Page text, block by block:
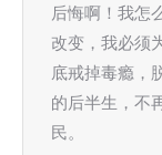
后悔啊！我怎
改变，我必须
底戒掉毒瘾，
的后半生，不
民。